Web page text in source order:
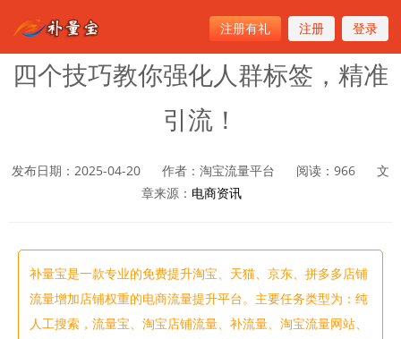
注册有礼 注册 登录
首页>电商资讯
四个技巧教你强化人群标签，精准
引流！
发布日期：2025-04-20 作者：淘宝流量平台 阅读： 966
文
章来源： 电商资讯
补量宝是一款专业的免费提升淘宝、天猫、京东、拼多多店铺
流量增加店铺权重的电商流量提升平台。主要任务类型为：纯
人工搜索，流量宝、淘宝店铺流量、补流量、淘宝流量网站、